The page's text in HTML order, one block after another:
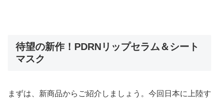
待望の新作！PDRNリップセラム＆シート
マスク
まずは、新商品からご紹介しましょう。今回日本に上陸す